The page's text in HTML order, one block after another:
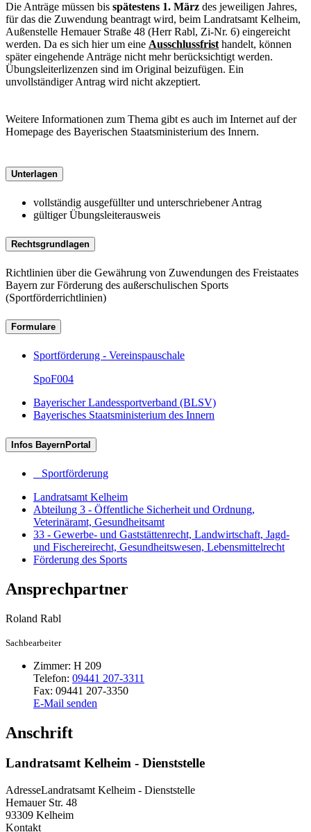
Die Anträge müssen bis spätestens 1. März des jeweiligen Jahres,
für das die Zuwendung beantragt wird, beim Landratsamt Kelheim,
Außenstelle Hemauer Straße 48 (Herr Rabl, Zi-Nr. 6) eingereicht
werden. Da es sich hier um eine Ausschlussfristhandelt, können
später eingehende Anträge nicht mehr berücksichtigt werden.
Übungsleiterlizenzen sind im Original beizufügen. Ein
unvollständiger Antrag wird nicht akzeptiert.
Weitere Informationen zum Thema gibt es auch im Internet auf der
Homepage des Bayerischen Staatsministerium des Innern.
Unterlagen
vollständig ausgefüllter und unterschriebener Antrag
gültiger Übungsleiterausweis
Rechtsgrundlagen
Richtlinien über die Gewährung von Zuwendungen des Freistaates
Bayern zur Förderung des außerschulischen Sports
(Sportförderrichtlinien)
Formulare
Sportförderung - Vereinspauschale
SpoF004
Bayerischer Landessportverband (BLSV)
Bayerisches Staatsministerium des Innern
Infos BayernPortal
Sportförderung
Landratsamt Kelheim
Abteilung 3 - Öffentliche Sicherheit und Ordnung,
Veterinäramt, Gesundheitsamt
33 - Gewerbe- und Gaststättenrecht, Landwirtschaft, Jagd-
und Fischereirecht, Gesundheitswesen, Lebensmittelrecht
Förderung des Sports
Ansprechpartner
Roland Rabl
Sachbearbeiter
Zimmer: H 209
Telefon: 09441 207-3311
Fax: 09441 207-3350
E-Mail senden
Anschrift
Landratsamt Kelheim - Dienststelle
AdresseLandratsamt Kelheim - Dienststelle
Hemauer Str. 48
93309 Kelheim
Kontakt